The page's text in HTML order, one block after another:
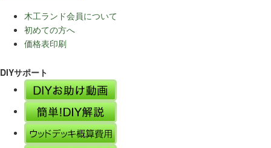
木工ランド会員について
初めての方へ
価格表印刷
DIYサポート